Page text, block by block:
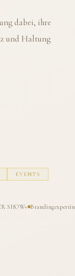
dabei, ihre
und Haltung
EVENTS
SHOW« Brandingexpertin